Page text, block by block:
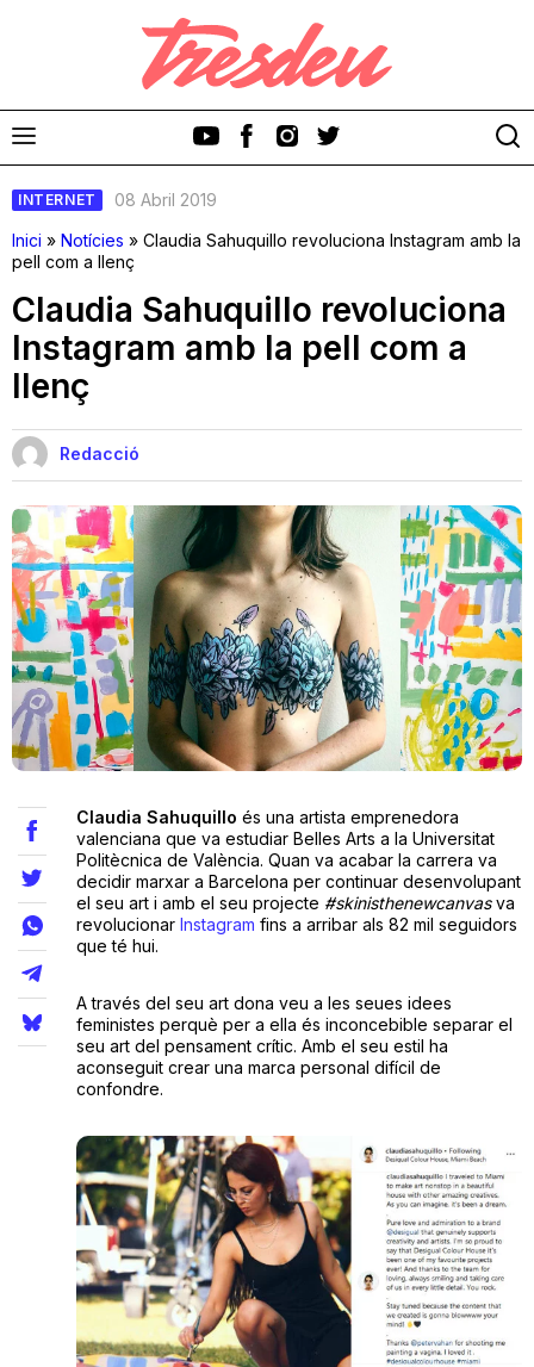
Discos
Festivals
Teatre
Internet
Opinió
Llibres
La Llista
INTERNET
08 Abril 2019
Inici » Notícies » Claudia Sahuquillo revoluciona Instagram amb la
pell com a llenç
Claudia Sahuquillo revoluciona
Instagram amb la pell com a
llenç
Redacció
Claudia Sahuquillo és una artista emprenedora
valenciana que va estudiar Belles Arts a la Universitat
Politècnica de València. Quan va acabar la carrera va
decidir marxar a Barcelona per continuar desenvolupant
el seu art i amb el seu projecte #skinisthenewcanvasva
revolucionar Instagram fins a arribar als 82 mil seguidors
que té hui.
A través del seu art dona veu a les seues idees
feministes perquè per a ella és inconcebible separar el
seu art del pensament crític. Amb el seu estil ha
aconseguit crear una marca personal difícil de
confondre.